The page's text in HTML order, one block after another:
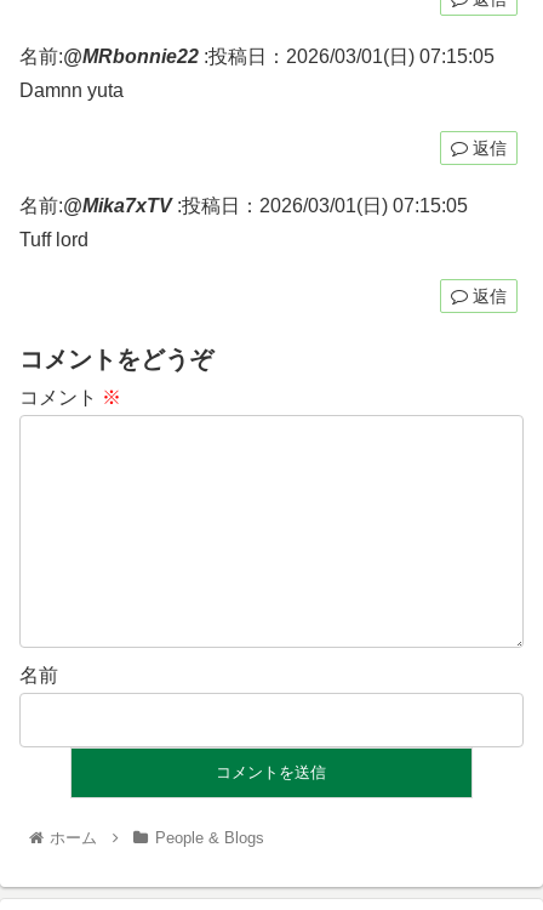
名前:@MRbonnie22 :投稿日：2026/03/01(日) 07:15:05
Damnn yuta
返信
名前:@Mika7xTV:投稿日：2026/03/01(日) 07:15:05
Tuff lord
返信
コメントをどうぞ
コメント ※
名前
ホーム People & Blogs